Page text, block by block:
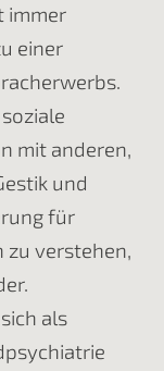
immer
einer
mit anderen,
und
für
zu verstehen,
als